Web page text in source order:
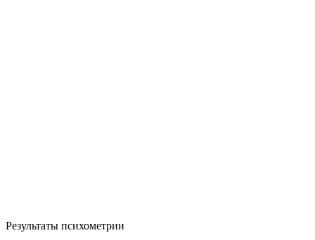
Результаты психометрии